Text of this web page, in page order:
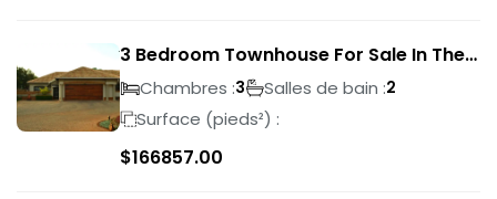
3 Bedroom Townhouse For Sale In The
WildsChambres :3 Salles de bain :2
Surface (pieds²) :
$166857.00